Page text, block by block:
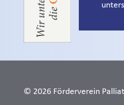
© 2026 Förderverein